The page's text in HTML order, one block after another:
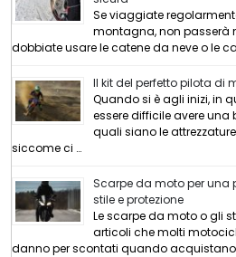
Se viaggiate
montagna, non passerà
dobbiate usare le catene da neve o le
Il kit del perfetto pilota di
Quando si è agli inizi, in
essere difficile avere
quali siano le
siccome ci …
Scarpe da moto per una
stile e protezione
Le scarpe da moto o gli
articoli che molti
danno per scontati quando acquistano